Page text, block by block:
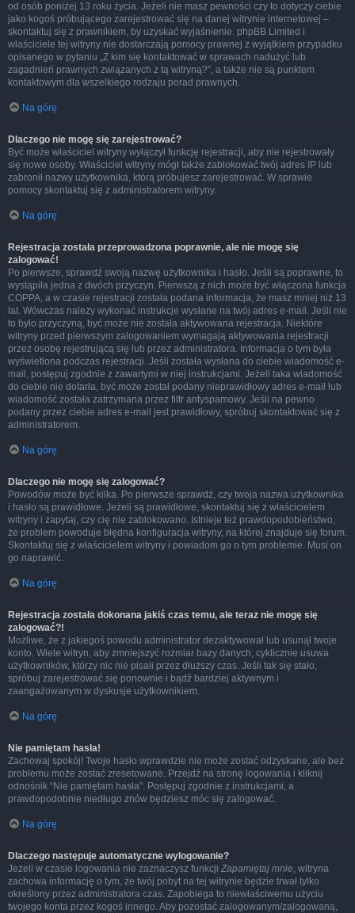
od osób poniżej 13 roku życia. Jeżeli nie masz pewności czy to dotyczy ciebie
jako kogoś próbującego zarejestrować się na danej witrynie internetowej –
skontaktuj się z prawnikiem, by uzyskać wyjaśnienie. phpBB Limited i
właściciele tej witryny nie dostarczają pomocy prawnej z wyjątkiem przypadku
opisanego w pytaniu „Z kim się kontaktować w sprawach nadużyć lub
zagadnień prawnych związanych z tą witryną?”, a także nie są punktem
kontaktowym dla wszelkiego rodzaju porad prawnych.
Na górę
Dlaczego nie mogę się zarejestrować?
Być może właściciel witryny wyłączył funkcję rejestracji, aby nie rejestrowały
się nowe osoby. Właściciel witryny mógł także zablokować twój adres IP lub
zabronił nazwy użytkownika, którą próbujesz zarejestrować. W sprawie
pomocy skontaktuj się z administratorem witryny.
Na górę
Rejestracja została przeprowadzona poprawnie, ale nie mogę się
zalogować!
Po pierwsze, sprawdź swoją nazwę użytkownika i hasło. Jeśli są poprawne, to
wystąpiła jedna z dwóch przyczyn. Pierwszą z nich może być włączona funkcja
COPPA, a w czasie rejestracji została podana informacja, że masz mniej niż 13
lat. Wówczas należy wykonać instrukcje wysłane na twój adres e-mail. Jeśli nie
to było przyczyną, być może nie została aktywowana rejestracja. Niektóre
witryny przed pierwszym zalogowaniem wymagają aktywowania rejestracji
przez osobę rejestrującą się lub przez administratora. Informacja o tym była
wyświetlona podczas rejestracji. Jeśli została wysłana do ciebie wiadomość e-
mail, postępuj zgodnie z zawartymi w niej instrukcjami. Jeżeli taka wiadomość
do ciebie nie dotarła, być może został podany nieprawidłowy adres e-mail lub
wiadomość została zatrzymana przez filtr antyspamowy. Jeśli na pewno
podany przez ciebie adres e-mail jest prawidłowy, spróbuj skontaktować się z
administratorem.
Na górę
Dlaczego nie mogę się zalogować?
Powodów może być kilka. Po pierwsze sprawdź, czy twoja nazwa użytkownika
i hasło są prawidłowe. Jeżeli są prawidłowe, skontaktuj się z właścicielem
witryny i zapytaj, czy cię nie zablokowano. Istnieje też prawdopodobieństwo,
że problem powoduje błędna konfiguracja witryny, na której znajduje się forum.
Skontaktuj się z właścicielem witryny i powiadom go o tym problemie. Musi on
go naprawić.
Na górę
Rejestracja została dokonana jakiś czas temu, ale teraz nie mogę się
zalogować?!
Możliwe, że z jakiegoś powodu administrator dezaktywował lub usunął twoje
konto. Wiele witryn, aby zmniejszyć rozmiar bazy danych, cyklicznie usuwa
użytkowników, którzy nic nie pisali przez dłuższy czas. Jeśli tak się stało,
spróbuj zarejestrować się ponownie i bądź bardziej aktywnym i
zaangażowanym w dyskusje użytkownikiem.
Na górę
Nie pamiętam hasła!
Zachowaj spokój! Twoje hasło wprawdzie nie może zostać odzyskane, ale bez
problemu może zostać zresetowane. Przejdź na stronę logowania i kliknij
odnośnik “Nie pamiętam hasła”. Postępuj zgodnie z instrukcjami, a
prawdopodobnie niedługo znów będziesz móc się zalogować.
Na górę
Dlaczego następuje automatyczne wylogowanie?
Jeżeli w czasie logowania nie zaznaczysz funkcji Zapamiętaj mnie, witryna
zachowa informację o tym, że twój pobyt na tej witrynie będzie trwał tylko
określony przez administratora czas. Zapobiega to niewłaściwemu użyciu
twojego konta przez kogoś innego. Aby pozostać zalogowanym/zalogowaną,